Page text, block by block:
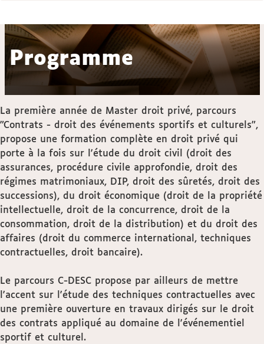
Programme
La première année de Master droit privé, parcours
"Contrats - droit des événements sportifs et culturels",
propose une formation complète en droit privé qui
porte à la fois sur l'étude du droit civil (droit des
assurances, procédure civile approfondie, droit des
régimes matrimoniaux, DIP, droit des sûretés, droit des
successions), du droit économique (droit de la propriété
intellectuelle, droit de la concurrence, droit de la
consommation, droit de la distribution) et du droit des
affaires (droit du commerce international, techniques
contractuelles, droit bancaire).
Le parcours C-DESC propose par ailleurs de mettre
l'accent sur l'étude des techniques contractuelles avec
une première ouverture en travaux dirigés sur le droit
des contrats appliqué au domaine de l'événementiel
sportif et culturel.